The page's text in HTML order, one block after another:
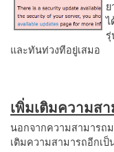
ไ
และทันท่วงทีอยู่เสมอ
เพิ่มเติมความส
นอกจากความสามารถ
เติมความสามารถอีกเ